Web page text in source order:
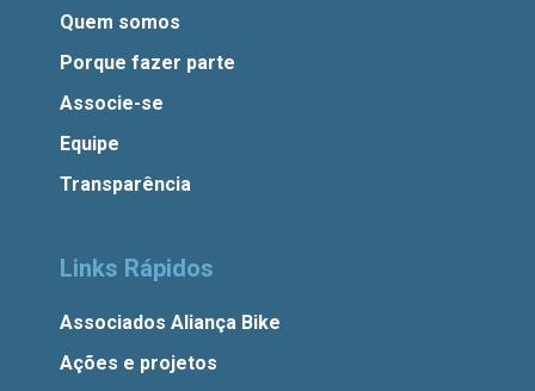
Quem somos
Porque fazer parte
Associe-se
Equipe
Transparência
Links Rápidos
Associados Aliança Bike
Ações e projetos